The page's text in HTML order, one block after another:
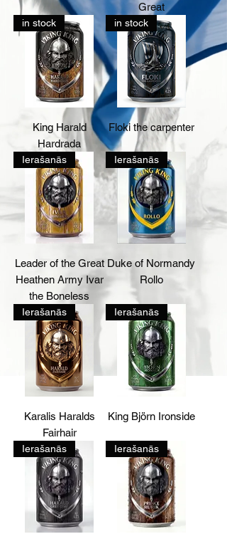
Great
in stock
King Harald
Hardrada
in stock
Floki the carpenter
Ierašanās
Leader of the Great
Heathen Army Ivar
the Boneless
Ierašanās
Duke of Normandy
Rollo
Ierašanās
Karalis Haralds
Fairhair
Ierašanās
King Björn Ironside
Ierašanās Ierašanās